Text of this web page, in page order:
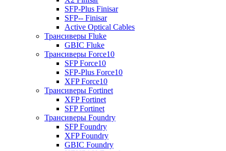
SFP-Plus Finisar
SFP-- Finisar
Active Optical Cables
Трансиверы Fluke
GBIC Fluke
Трансиверы Force10
SFP Force10
SFP-Plus Force10
XFP Force10
Трансиверы Fortinet
XFP Fortinet
SFP Fortinet
Трансиверы Foundry
SFP Foundry
XFP Foundry
GBIC Foundry